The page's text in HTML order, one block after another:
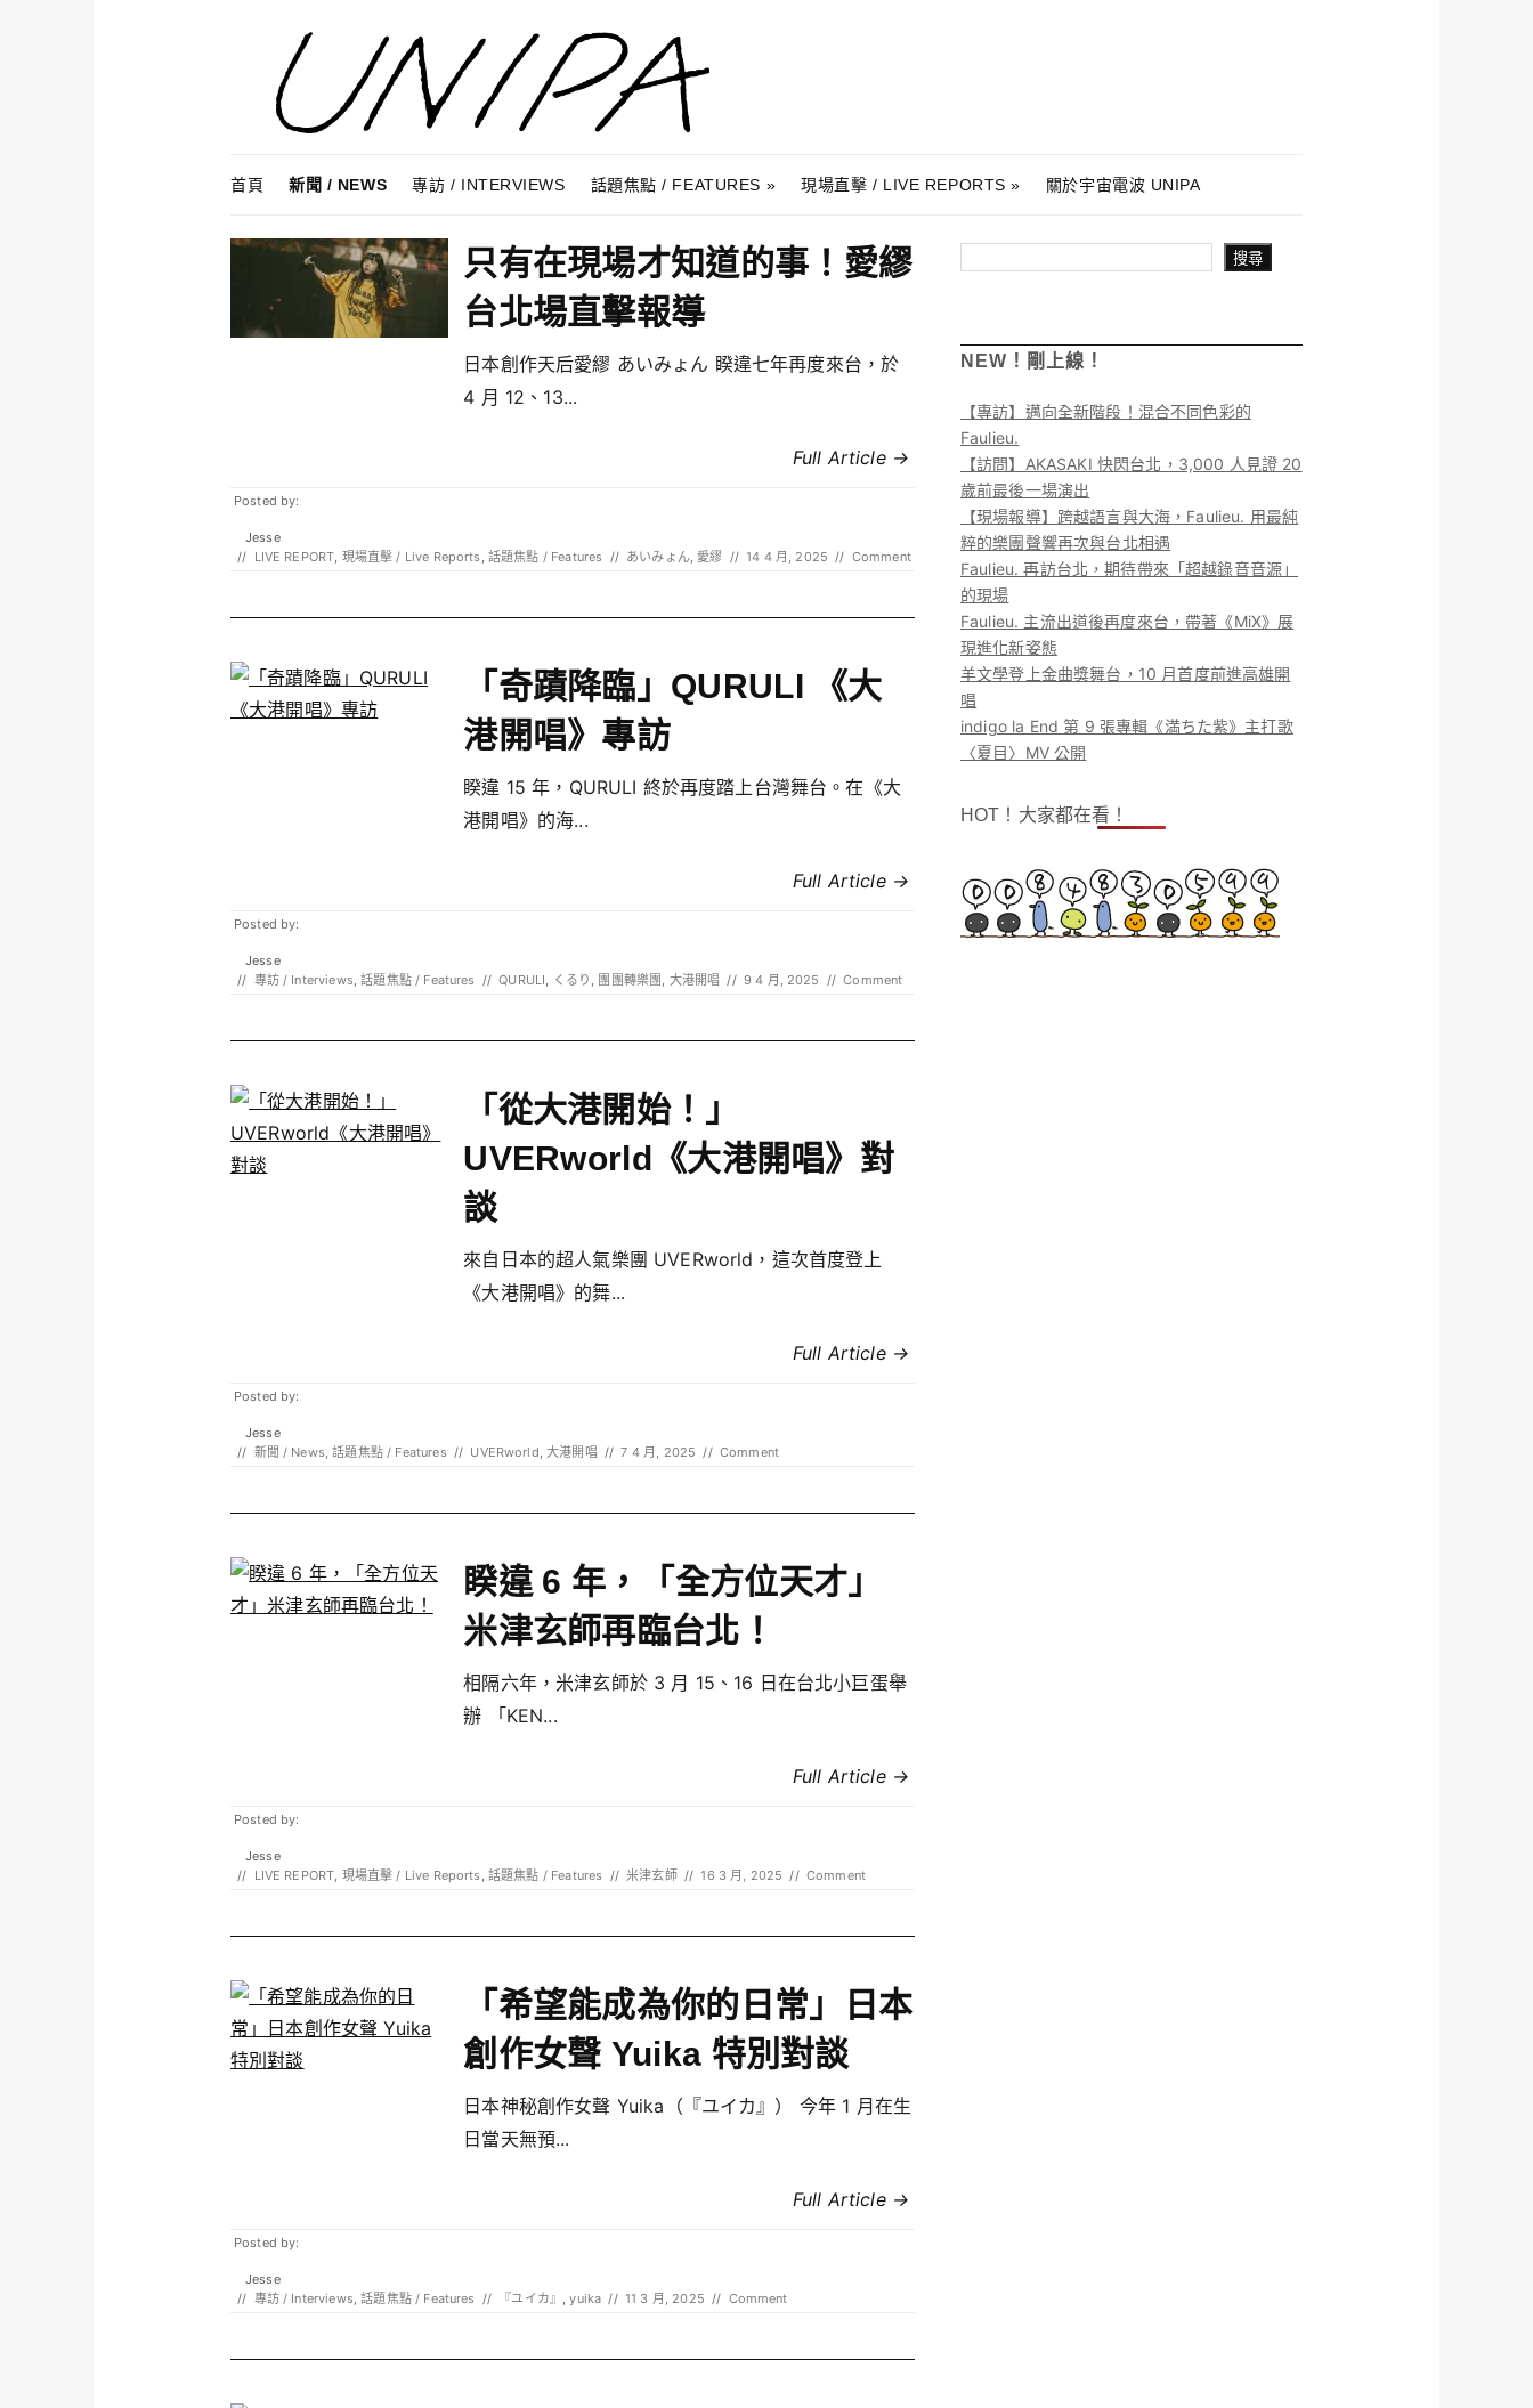
Menu
首頁
新聞 / NEWS 專訪 / INTERVIEWS 話題焦點 / FEATURES 現場直擊 / LIVE REPORTS 關於宇宙電波 UNIPA
只有在現場才知道的事！愛繆
台北場直擊報導
日本創作天后愛繆 あいみょん 睽違七年再度來台，於
4 月 12、13...
Full Article →
Posted by:
Jesse
// LIVE REPORT, 現場直擊 / Live Reports , 話題焦點 / Features // あいみょん, 愛繆 // 14 4 月, 2025 // Comment
「奇蹟降臨」QURULI 《大
港開唱》專訪
睽違 15 年，QURULI 終於再度踏上台灣舞台。在《大
港開唱》的海...
Full Article →
Posted by:
Jesse
// 專訪 / Interviews,話題焦點 / Features // QURULI, くるり , 團團轉樂團 , 大港開唱 // 9 4 月, 2025 // Comment
「從大港開始！」
UVERworld《大港開唱》對
談
來自日本的超人氣樂團 UVERworld，這次首度登上
《大港開唱》的舞...
Full Article →
Posted by:
Jesse
// 新聞 / News,話題焦點 / Features // UVERworld,大港開唱 // 7 4 月, 2025 // Comment
睽違 6 年，「全方位天才」
米津玄師再臨台北！
相隔六年，米津玄師於 3 月 15、16 日在台北小巨蛋舉
辦 「KEN...
Full Article →
Posted by:
Jesse
// LIVE REPORT, 現場直擊 / Live Reports , 話題焦點 / Features // 米津玄師 // 16 3 月, 2025 // Comment
「希望能成為你的日常」日本
創作女聲 Yuika 特別對談
日本神秘創作女聲 Yuika（『ユイカ』） 今年 1 月在生
日當天無預...
Full Article →
Posted by:
Jesse
// 專訪 / Interviews,話題焦點 / Features // 『ユイカ』 ,yuika // 11 3 月, 2025 // Comment
搜尋
NEW！剛上線！
【專訪】邁向全新階段！混合不同色彩的
Faulieu.
【訪問】AKASAKI 快閃台北，3,000 人見證 20
歲前最後一場演出
【現場報導】跨越語言與大海，Faulieu. 用最純
粹的樂團聲響再次與台北相遇
Faulieu. 再訪台北，期待帶來「超越錄音音源」
的現場
Faulieu. 主流出道後再度來台，帶著《MiX》展
現進化新姿態
羊文學登上金曲獎舞台，10 月首度前進高雄開
唱
indigo la End 第 9 張專輯《満ちた紫》主打歌
〈夏目〉MV 公開
HOT！大家都在看！